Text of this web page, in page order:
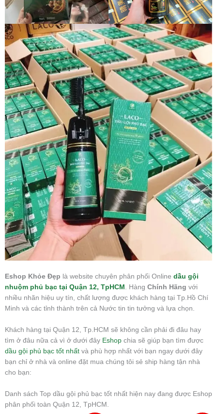
Eshop Khỏe Đẹp là website chuyên phân phối Online dầu gội
nhuộm phủ bạc tại Quận 12, TpHCM
. Hàng Chính Hãng với
nhiều nhãn hiệu uy tín, chất lượng được khách hàng tại Tp.Hồ Chí
Minh và các tỉnh thành trên cả Nước tin tin tưởng và lựa chọn.
Khách hàng tại Quận 12, Tp.HCM sẽ không cần phải đi đâu hay
tìm ở đâu nữa cả vì ở dưới đây Eshop chia sẽ giúp bạn tìm được
dầu gội phủ bạc tốt nhất và phù hợp nhất với bạn ngay dưới đây
bạn chỉ ở nhà và online đặt mua chúng tôi sẻ ship hàng tận nhà
cho bạn:
Danh sách Top dầu gội phủ bạc tốt nhất hiện nay đang được Eshop
phân phối toàn Quận 12, TpHCM.